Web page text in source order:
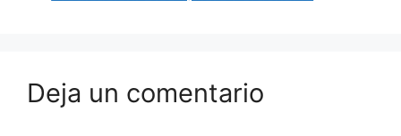
Deja un comentario